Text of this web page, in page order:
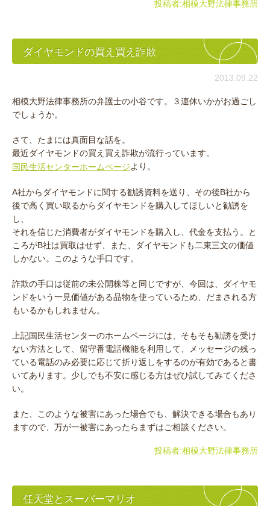
投稿者:相模大野法律事務所
ダイヤモンドの買え買え詐欺
2013.09.22
相模大野法律事務所の弁護士の小谷です。３連休いかがお過ごし
でしょうか。
さて、たまには真面目な話を。
最近ダイヤモンドの買え買え詐欺が流行っています。
国民生活センターホームページより。
A社からダイヤモンドに関する勧誘資料を送り、その後B社から
後で高く買い取るからダイヤモンドを購入してほしいと勧誘を
し、
それを信じた消費者がダイヤモンドを購入し、代金を支払う。と
ころがB社は買取はせず、また、ダイヤモンドも二束三文の価値
しかない。このような手口です。
詐欺の手口は従前の未公開株等と同じですが、今回は、ダイヤモ
ンドをいう一見価値がある品物を使っているため、だまされる方
もいるかもしれません。
上記国民生活センターのホームページには、そもそも勧誘を受け
ない方法として、留守番電話機能を利用して、メッセージの残っ
ている電話のみ必要に応じて折り返しをするのが有効であると書
いてあります。少しでも不安に感じる方はぜひ試してみてくださ
い。
また、このような被害にあった場合でも、解決できる場合もあり
ますので、万が一被害にあったらまずはご相談ください。
投稿者:相模大野法律事務所
任天堂とスーパーマリオ